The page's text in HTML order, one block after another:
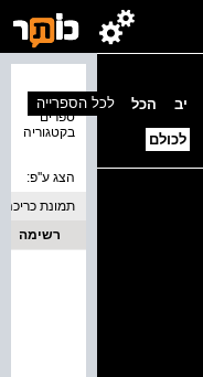
יב הכל
לכולם
ספרים
בקטגוריה
לכל הספרייה
הצג ע''פ:
תמונת כריכה
רשימה